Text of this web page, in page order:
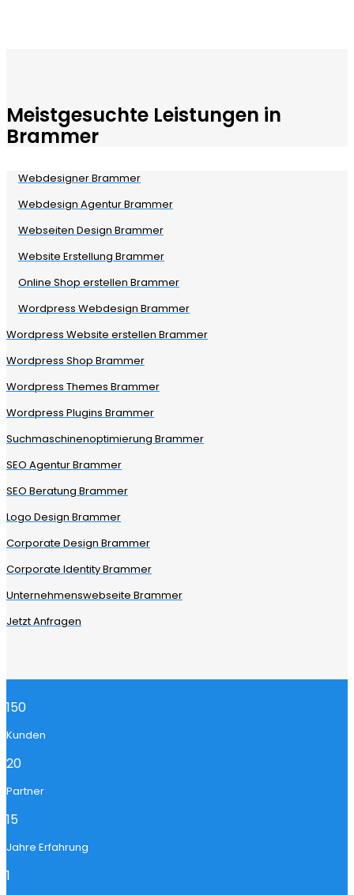
Meistgesuchte Leistungen in
Brammer
Webdesigner Brammer
Webdesign Agentur Brammer
Webseiten Design Brammer
Website Erstellung Brammer
Online Shop erstellen Brammer
Wordpress Webdesign Brammer
Wordpress Website erstellen Brammer
Wordpress Shop Brammer
Wordpress Themes Brammer
Wordpress Plugins Brammer
Suchmaschinenoptimierung Brammer
SEO Agentur Brammer
SEO Beratung Brammer
Logo Design Brammer
Corporate Design Brammer
Corporate Identity Brammer
Unternehmenswebseite Brammer
Jetzt Anfragen
150
Kunden
20
Partner
15
Jahre Erfahrung
1